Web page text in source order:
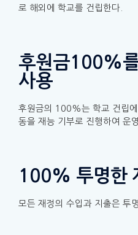
로 해외에 학교를 건립한다.
후원금100%를
사용
후원금의 100%는 학교 건립
동을 재능 기부로 진행하여 운
100% 투명한
모든 재정의 수입과 지출은 투